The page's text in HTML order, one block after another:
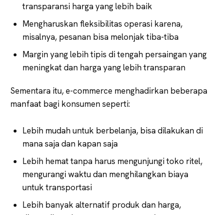
transparansi harga yang lebih baik
Mengharuskan fleksibilitas operasi karena,
misalnya, pesanan bisa melonjak tiba-tiba
Margin yang lebih tipis di tengah persaingan yang
meningkat dan harga yang lebih transparan
Sementara itu, e-commerce menghadirkan beberapa
manfaat bagi konsumen seperti:
Lebih mudah untuk berbelanja, bisa dilakukan di
mana saja dan kapan saja
Lebih hemat tanpa harus mengunjungi toko ritel,
mengurangi waktu dan menghilangkan biaya
untuk transportasi
Lebih banyak alternatif produk dan harga,